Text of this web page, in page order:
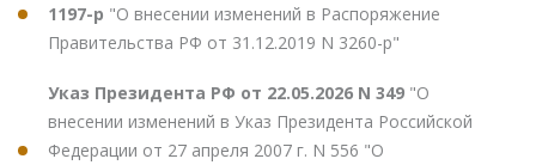
1197-р "О внесении изменений в Распоряжение
Правительства РФ от 31.12.2019 N 3260-р"
Указ Президента РФ от 22.05.2026 N 349 "О
внесении изменений в Указ Президента Российской
Федерации от 27 апреля 2007 г. N 556 "О